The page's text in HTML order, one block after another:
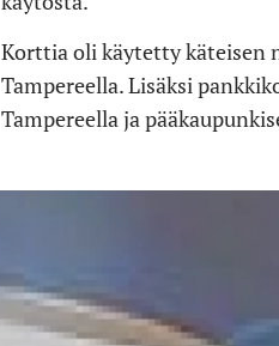
Korttia oli käytetty käteisen
Tampereella. Lisäksi
Tampereella ja